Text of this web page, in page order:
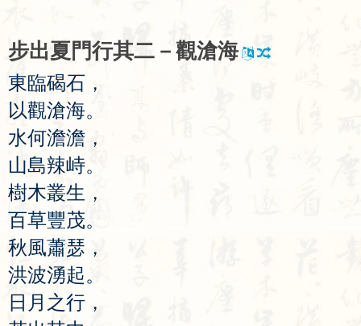
步出夏 門行其二 － 觀滄海
東臨碣石 ，
以觀滄海。
水何澹澹 ，
山島辣峙。
樹木叢生 ，
百草豐茂。
秋風蕭瑟 ，
洪波湧起。
日 月 之行 ，